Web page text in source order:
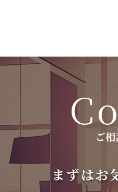
ご
まずはお